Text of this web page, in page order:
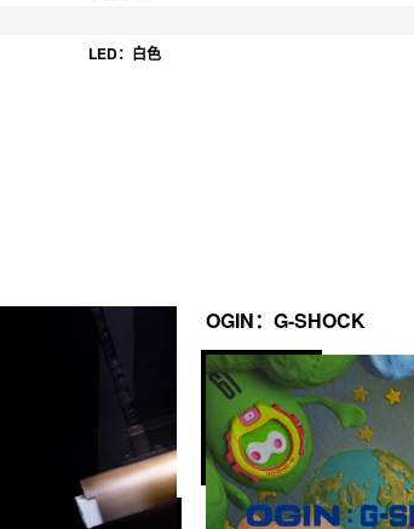
LED：白色
OGIN：G-SHOCK